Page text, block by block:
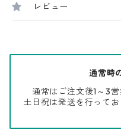
レビュー
通常時
通常はご注文後1～3
土日祝は発送を行って